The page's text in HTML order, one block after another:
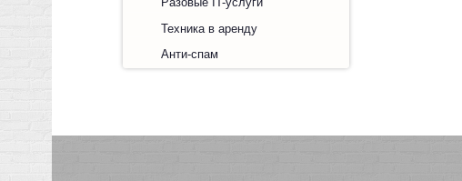
Техника в аренду
Анти-спам